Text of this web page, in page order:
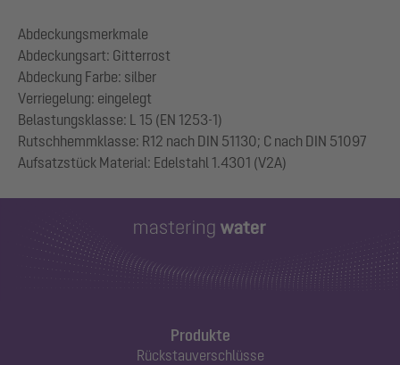
Abdeckungsmerkmale
Abdeckungsart: Gitterrost
Abdeckung Farbe: silber
Verriegelung: eingelegt
Belastungsklasse: L 15 (EN 1253-1)
Rutschhemmklasse: R12 nach DIN 51130; C nach DIN 51097
Produkte
Rückstauverschlüsse